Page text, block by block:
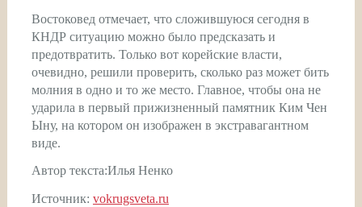
Востоковед отмечает, что сложившуюся сегодня в
КНДР ситуацию можно было предсказать и
предотвратить. Только вот корейские власти,
очевидно, решили проверить, сколько раз может бить
молния в одно и то же место. Главное, чтобы она не
ударила в первый прижизненный памятник Ким Чен
Ыну, на котором он изображен в экстравагантном
виде.
Автор текста:Илья Ненко
Источник: vokrugsveta.ru